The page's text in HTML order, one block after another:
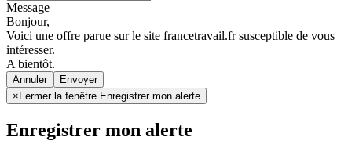
Message
Bonjour,
Voici une offre parue sur le site francetravail.fr susceptible de vous
intéresser.
A bientôt.
Annuler
× Fermer la fenêtre Enregistrer mon alerte
Enregistrer mon alerte